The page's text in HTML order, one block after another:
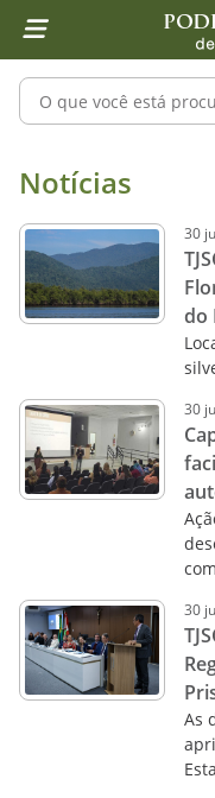
1 Ir para o conteúdo
2 Ir para a ferramenta
4 Ir para o menu
5 Ir para a pesquisa
6 Ir para o rodapé
7 Ir para a página inicial
Pesquisar no
Notícias -
Notícias
30
do
30
30
As